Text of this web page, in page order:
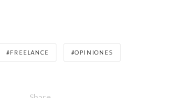
FREELANCE OPINIONES